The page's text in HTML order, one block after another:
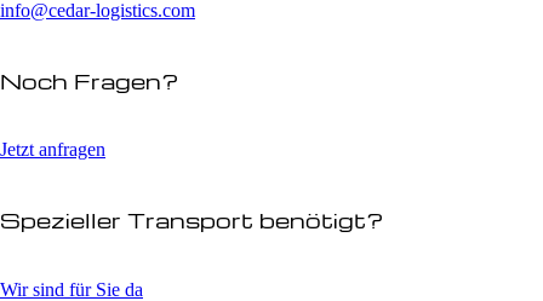
info@cedar-logistics.com
Noch Fragen?
Jetzt anfragen
Spezieller Transport benötigt?
Wir sind für Sie da